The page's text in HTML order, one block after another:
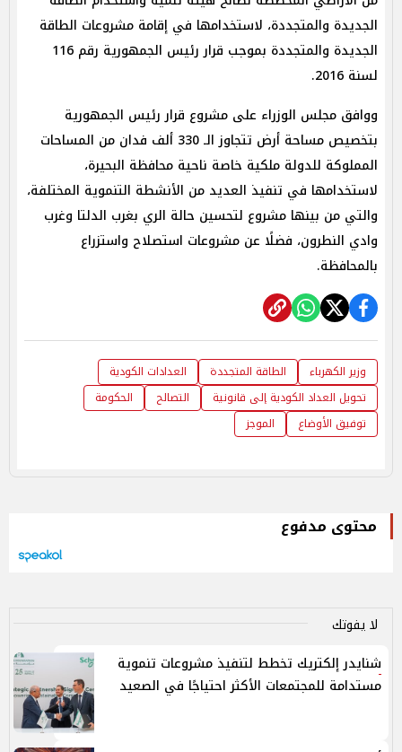
الجديدة والمتجددة، لاستخدامها في إقامة مشروعات الطاقة
الجديدة والمتجددة بموجب قرار رئيس الجمهورية رقم 116
لسنة 2016.
ووافق مجلس الوزراء على مشروع قرار رئيس الجمهورية
بتخصيص مساحة أرض تتجاوز الـ 330 ألف فدان من المساحات
المملوكة للدولة ملكية خاصة ناحية محافظة البحيرة،
لاستخدامها في تنفيذ العديد من الأنشطة التنموية المختلفة،
والتي من بينها مشروع لتحسين حالة الري بغرب الدلتا وغرب
وادي النطرون، فضلًا عن مشروعات استصلاح واستزراع
بالمحافظة.
وزير الكهرباء الطاقة المتجددة
العدادات الكودية
تحويل العداد الكودية إلى قانونية
التصالح
الحكومة
توفيق الأوضاع
الموجز
محتوى مدفوع
لا يفوتك
شنايدر إلكتريك تخطط لتنفيذ مشروعات تنموية
مستدامة للمجتمعات الأكثر احتياجًا في الصعيد